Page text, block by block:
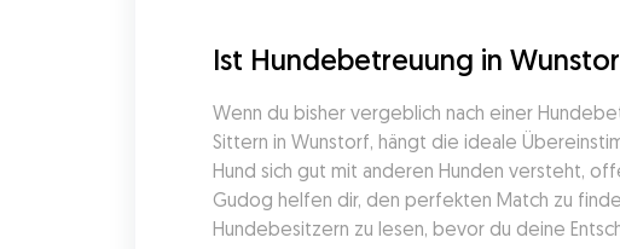
Ist Hundebetreuung in
Wenn du bisher vergeblich nach einer
Sittern in Wunstorf, hängt die ideale
Hund sich gut mit anderen Hunden versteht,
Gudog helfen dir, den perfekten Match zu
Hundebesitzern zu lesen, bevor du deine